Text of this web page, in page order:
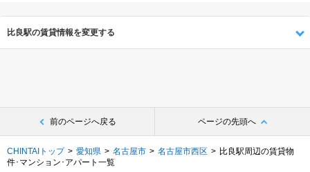
比良駅の賃貸情報を変更する
前のページへ戻る ページの先頭へ
CHINTAIトップ 愛知県 名古屋市 名古屋市西区
比良駅周辺の賃貸物
件･マンション･アパート一覧